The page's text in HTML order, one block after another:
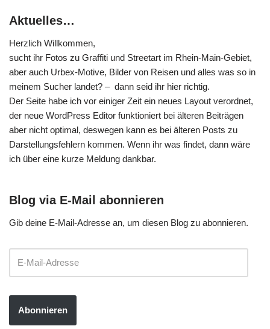
Aktuelles…
Herzlich Willkommen,
sucht ihr Fotos zu Graffiti und Streetart im Rhein-Main-Gebiet,
aber auch Urbex-Motive, Bilder von Reisen und alles was so in
meinem Sucher landet? – dann seid ihr hier richtig.
Der Seite habe ich vor einiger Zeit ein neues Layout verordnet,
der neue WordPress Editor funktioniert bei älteren Beiträgen
aber nicht optimal, deswegen kann es bei älteren Posts zu
Darstellungsfehlern kommen. Wenn ihr was findet, dann wäre
ich über eine kurze Meldung dankbar.
Blog via E-Mail abonnieren
Gib deine E-Mail-Adresse an, um diesen Blog zu abonnieren.
Abonnieren